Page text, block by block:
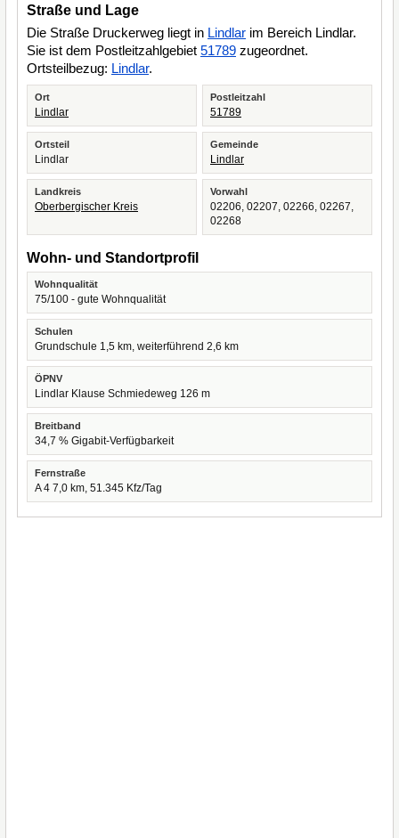
Straße und Lage
Die Straße Druckerweg liegt in Lindlar im Bereich Lindlar.
Sie ist dem Postleitzahlgebiet 51789 zugeordnet.
Ortsteilbezug: Lindlar.
Ort
Lindlar
Postleitzahl
51789
Ortsteil
Lindlar
Gemeinde
Lindlar
Landkreis
Oberbergischer Kreis
Vorwahl
02206, 02207, 02266, 02267,
02268
Wohn- und Standortprofil
Wohnqualität
75/100 - gute Wohnqualität
Schulen
Grundschule 1,5 km, weiterführend 2,6 km
ÖPNV
Lindlar Klause Schmiedeweg 126 m
Breitband
34,7 % Gigabit-Verfügbarkeit
Fernstraße
A 4 7,0 km, 51.345 Kfz/Tag